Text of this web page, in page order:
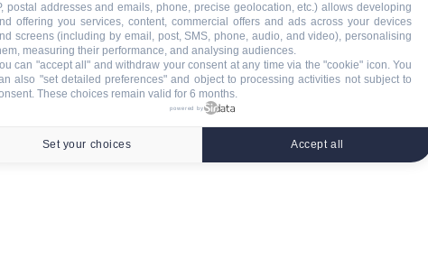
postal addresses and emails, phone, precise geolocation, etc.) allows developing
offering you services, content, commercial offers and ads across your devices
screens (including by email, post, SMS, phone, audio, and video), personalising
measuring their performance, and analysing audiences.
can "accept all" and withdraw your consent at any time via the "cookie" icon. You
also "set detailed preferences" and object to processing activities not subject to
These choices remain valid for 6 months.
powered by
Set your choices Accept all